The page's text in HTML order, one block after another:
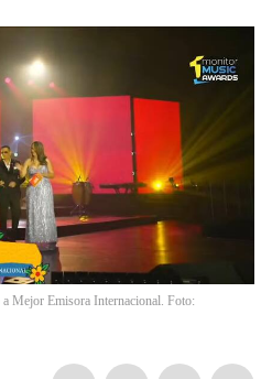
Mejor Emisora Internacional. Foto: